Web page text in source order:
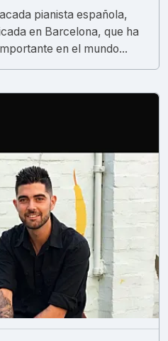
pianista española,
en Barcelona, que ha
en el mundo...